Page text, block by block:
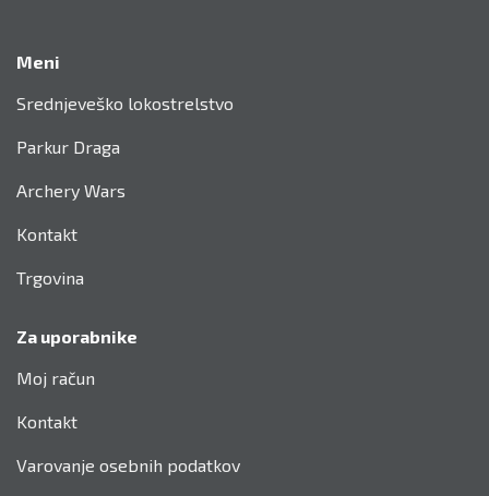
Meni
Srednjeveško lokostrelstvo
Parkur Draga
Archery Wars
Kontakt
Trgovina
Za uporabnike
Moj račun
Kontakt
Varovanje osebnih podatkov